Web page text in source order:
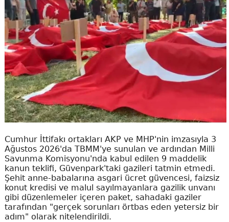
Cumhur İttifakı ortakları AKP ve MHP'nin imzasıyla 3
Ağustos 2026'da TBMM'ye sunulan ve ardından Milli
Savunma Komisyonu'nda kabul edilen 9 maddelik
kanun teklifi, Güvenpark'taki gazileri tatmin etmedi.
Şehit anne-babalarına asgari ücret güvencesi, faizsiz
konut kredisi ve malul sayılmayanlara gazilik unvanı
gibi düzenlemeler içeren paket, sahadaki gaziler
tarafından "gerçek sorunları örtbas eden yetersiz bir
adım" olarak nitelendirildi.